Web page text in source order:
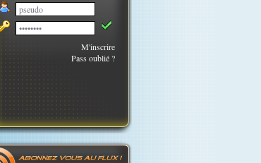
M'inscrire
Pass oublié ?